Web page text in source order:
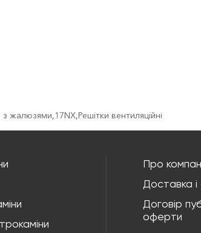
з жалюзями,17NX,Решітки вентиляційні
Про
Доставка
Договір
оферти